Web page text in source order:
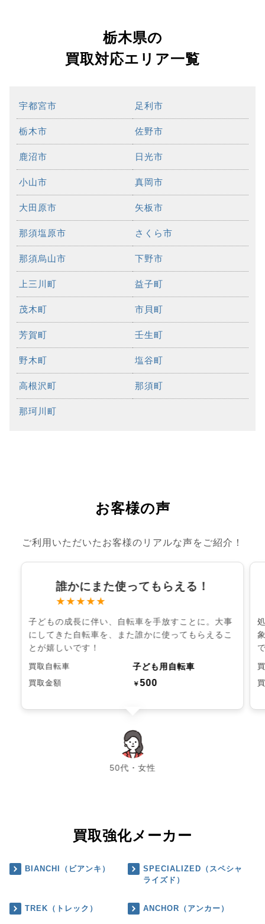
栃木県の
買取対応エリア一覧
宇都宮市 足利市
栃木市 佐野市
鹿沼市 日光市
小山市 真岡市
大田原市 矢板市
那須塩原市 さくら市
那須烏山市 下野市
上三川町 益子町
茂木町 市貝町
芳賀町 壬生町
野木町 塩谷町
高根沢町 那須町
那珂川町
お客様の声
ご利用いただいたお客様のリアルな声をご紹介！
誰かにまた使ってもらえる！
★★★★★
子どもの成長に伴い、自転車を手放すことに。大事
にしてきた自転車を、また誰かに使ってもらえるこ
とが嬉しいです！
買取自転車 子ども用自転車
買取金額 ￥500
50代・女性
chevron_left chevron_right
買取強化メーカー
BIANCHI（ビアンキ）
SPECIALIZED（スペシャ
ライズド）
TREK（トレック） ANCHOR（アンカー）